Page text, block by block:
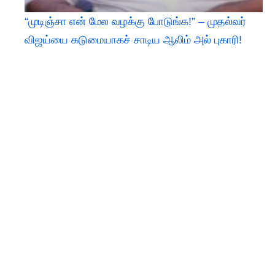
“முடிஞ்சா என் மேல வழக்கு போடுங்க!” – முதல்வர்
விஜய்யை கடுமையாகச் சாடிய ஆலிம் அல் புகாரி!